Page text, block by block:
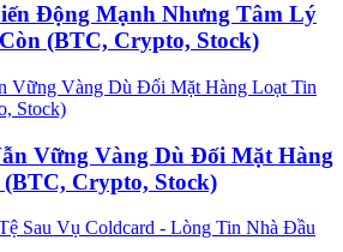
Động Mạnh Nhưng Tâm Lý
(BTC, Crypto, Stock)
Vững Vàng Dù Đối Mặt Hàng
Crypto, Stock)